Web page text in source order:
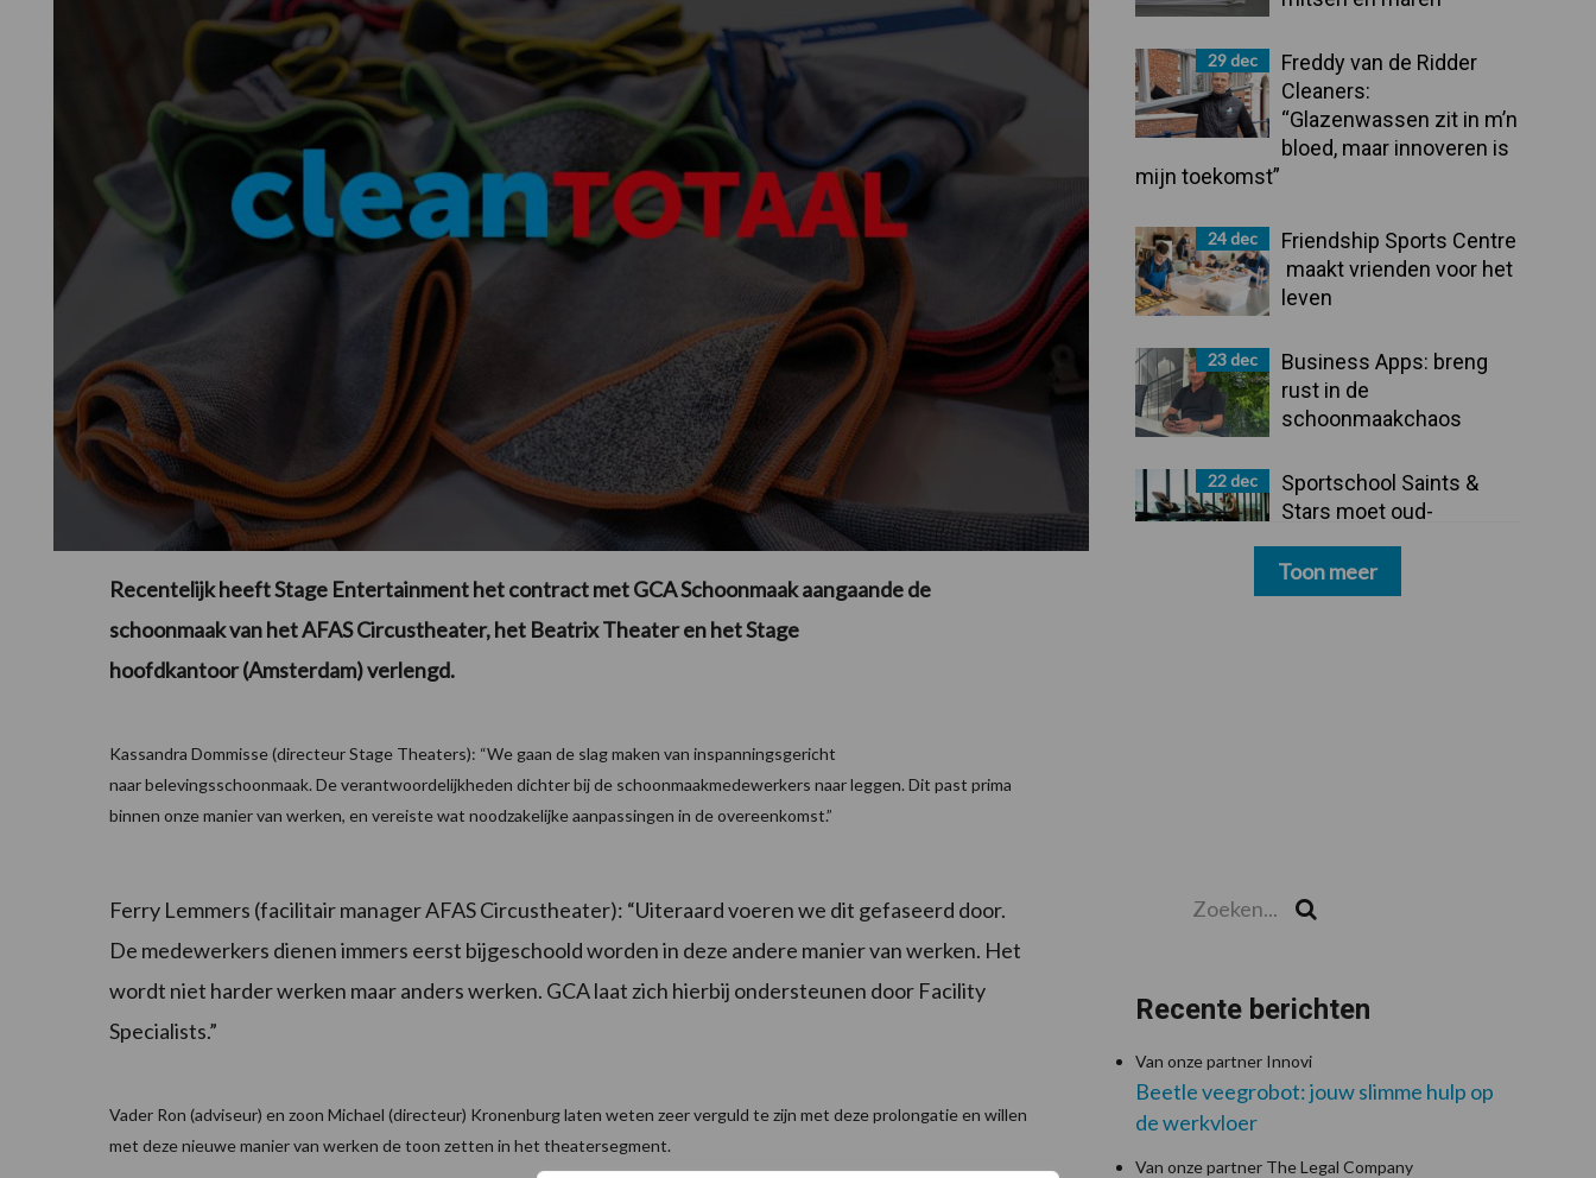
Recentelijk heeft Stage Entertainment het contract met GCA Schoonmaak aangaande de
schoonmaak van het AFAS Circustheater, het Beatrix Theater en het Stage
hoofdkantoor (Amsterdam) verlengd.
Kassandra Dommisse (directeur Stage Theaters): “We gaan de slag maken van inspanningsgericht
naar belevingsschoonmaak. De verantwoordelijkheden dichter bij de schoonmaakmedewerkers naar leggen. Dit past prima
binnen onze manier van werken, en vereiste wat noodzakelijke aanpassingen in de overeenkomst.”
Ferry Lemmers (facilitair manager AFAS Circustheater): “Uiteraard voeren we dit gefaseerd door.
De medewerkers dienen immers eerst bijgeschoold worden in deze andere manier van werken. Het
wordt niet harder werken maar anders werken. GCA laat zich hierbij ondersteunen door Facility
Specialists.”
Vader Ron (adviseur) en zoon Michael (directeur) Kronenburg laten weten zeer verguld te zijn met deze prolongatie en willen
met deze nieuwe manier van werken de toon zetten in het theatersegment.
29 dec
Freddy van de Ridder
Cleaners:
“Glazenwassen zit in m’n
bloed, maar innoveren is
mijn toekomst”
24 dec
Friendship Sports Centre
maakt vrienden voor het
leven
23 dec
Business Apps: breng
rust in de
schoonmaakchaos
22 dec
Sportschool Saints &
Stars moet oud-
betalen
Toon meer
Recente berichten
Van onze partner Innovi
Beetle veegrobot: jouw slimme hulp op
de werkvloer
Van onze partner The Legal Company